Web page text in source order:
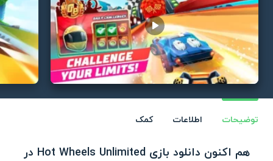
Play video
توضیحات اطلاعات کمک
هم اکنون دانلود بازی Hot Wheels Unlimited در